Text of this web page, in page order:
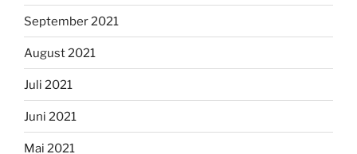
September 2021
August 2021
Juli 2021
Juni 2021
Mai 2021